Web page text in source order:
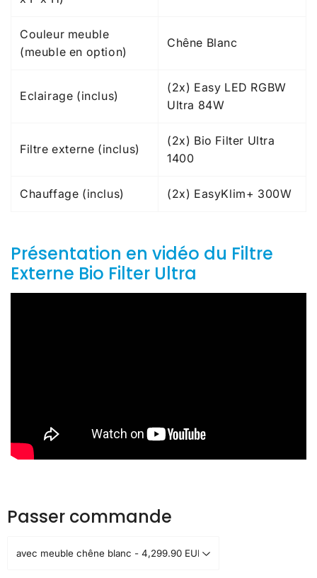
Couleur meuble
(meuble en option)
Chêne Blanc
Eclairage (inclus)
(2x) Easy LED RGBW
Ultra 84W
Filtre externe (inclus)
(2x) Bio Filter Ultra
1400
Chauffage (inclus) (2x) EasyKlim+ 300W
Présentation en vidéo du Filtre
Externe Bio Filter Ultra
Passer commande